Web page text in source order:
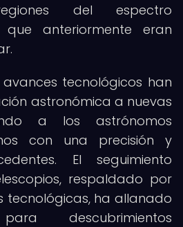
del espectro
que anteriormente eran
avances tecnológicos han
astronómica a nuevas
a los astrónomos
con una precisión y
El seguimiento
respaldado por
tecnológicas, ha allanado
descubrimientos